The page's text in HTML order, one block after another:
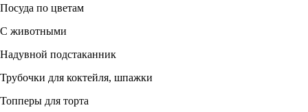
Посуда по цветам
С животными
Надувной подстаканник
Трубочки для коктейля, шпажки
Топперы для торта